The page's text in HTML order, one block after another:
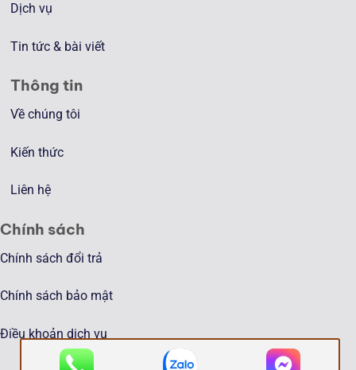
Dịch vụ
Tin tức & bài viết
Thông tin
Về chúng tôi
Kiến thức
Liên hệ
Chính sách
Chính sách đổi trả
Chính sách bảo mật
Điều khoản dịch vụ